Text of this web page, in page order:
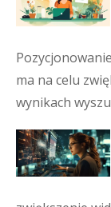
ma na celu
wynikach